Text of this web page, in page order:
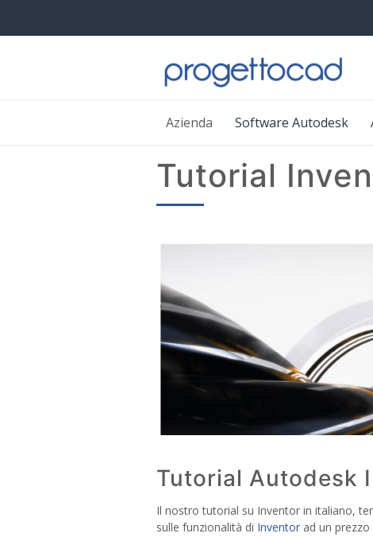
Azienda Software Autodesk
Tutorial
Tutorial Autodesk
Il nostro tutorial su Inventor in italiano,
sulle funzionalità di Inventor ad un